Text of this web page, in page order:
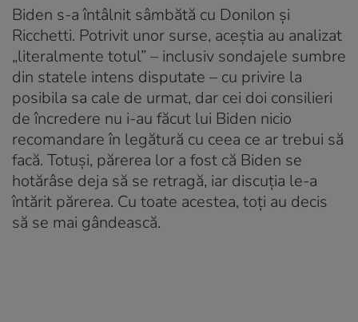
Biden s-a întâlnit sâmbătă cu Donilon şi
Ricchetti. Potrivit unor surse, aceştia au analizat
„literalmente totul” – inclusiv sondajele sumbre
din statele intens disputate – cu privire la
posibila sa cale de urmat, dar cei doi consilieri
de încredere nu i-au făcut lui Biden nicio
recomandare în legătură cu ceea ce ar trebui să
facă. Totuşi, părerea lor a fost că Biden se
hotărâse deja să se retragă, iar discuţia le-a
întărit părerea. Cu toate acestea, toţi au decis
să se mai gândească.